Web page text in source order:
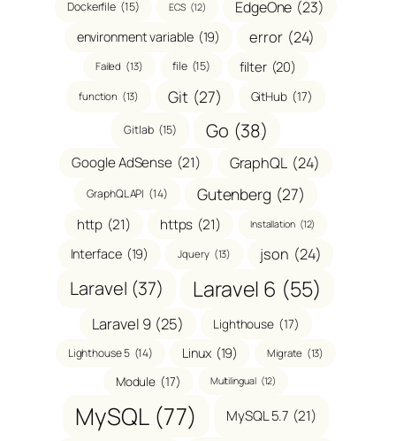
Dockerfile (15) ECS (12) EdgeOne (23)
environment variable (19) error (24)
Failed (13) file (15) filter (20)
function (13) Git (27) GitHub (17)
Gitlab (15) Go (38)
Google AdSense (21) GraphQL (24)
GraphQL API (14) Gutenberg (27)
http (21) https (21) Installation (12)
Interface (19) Jquery (13) json (24)
Laravel (37) Laravel 6 (55)
Laravel 9 (25) Lighthouse (17)
Lighthouse 5 (14) Linux (19) Migrate (13)
Module (17) Multilingual (12)
MySQL (77) MySQL 5.7 (21)